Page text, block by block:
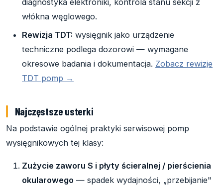
włókna węglowego.
Rewizja TDT: wysięgnik jako urządzenie
techniczne podlega dozorowi — wymagane
okresowe badania i dokumentacja. Zobacz rewizje
TDT pomp →
Najczęstsze usterki
Na podstawie ogólnej praktyki serwisowej pomp
wysięgnikowych tej klasy:
Zużycie zaworu S i płyty ścieralnej / pierścienia
okularowego — spadek wydajności, „przebijanie"